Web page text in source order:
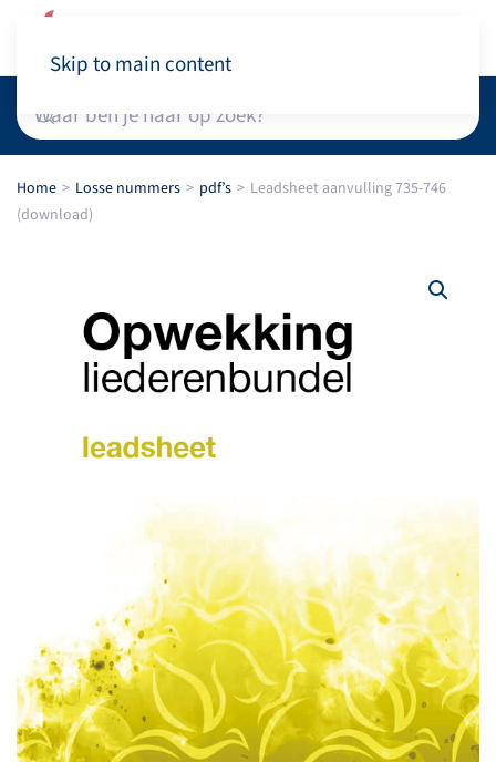
Skip to main content
Home Losse nummers pdf’s
Leadsheet aanvulling 735-746
(download)